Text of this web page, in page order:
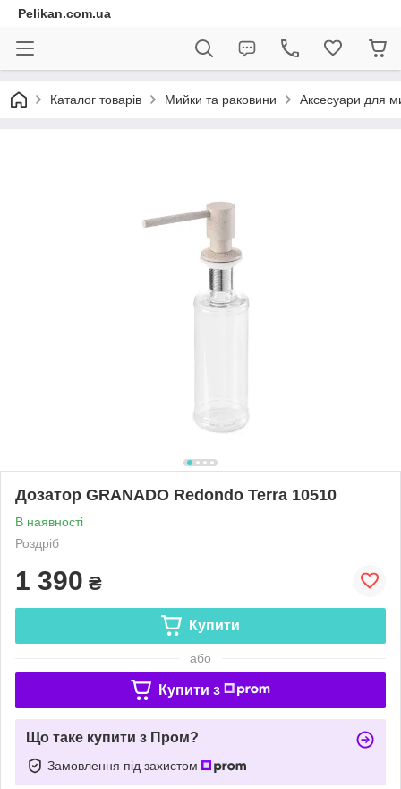
Pelikan.com.ua
Каталог товарів Мийки та раковини Аксесуари для
Дозатор GRANADO Redondo Terra 10510
В наявності
Роздріб
1 390 ₴
Купити
або
Купити з
Що таке купити з Пром?
Замовлення під захистом